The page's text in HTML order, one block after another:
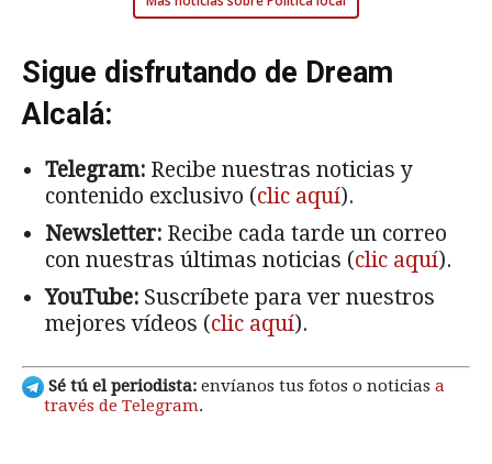
Sigue disfrutando de Dream
Alcalá:
Telegram: Recibe nuestras noticias y
contenido exclusivo (clic aquí).
Newsletter: Recibe cada tarde un correo
con nuestras últimas noticias (clic aquí).
YouTube: Suscríbete para ver nuestros
mejores vídeos (clic aquí).
Sé tú el periodista: envíanos tus fotos o noticias a
través de Telegram.